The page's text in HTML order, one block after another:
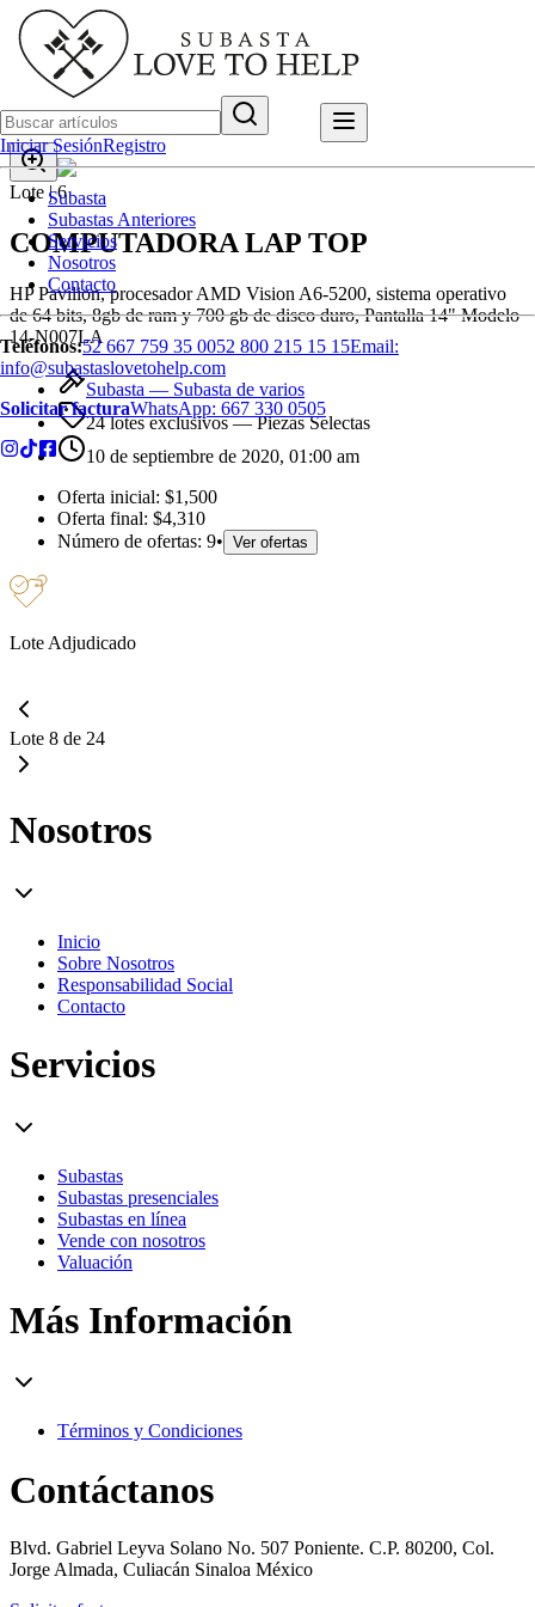
Iniciar SesiónRegistro
Subasta
Subastas Anteriores
Servicios
Nosotros
Contacto
Teléfonos:52 667 759 35 0052 800 215 15 15Email:
info@subastaslovetohelp.com
Solicitar facturaWhatsApp: 667 330 0505
Lote |6
COMPUTADORA LAP TOP
HP Pavilion, procesador AMD Vision A6-5200, sistema operativo
de 64 bits, 8gb de ram y 700 gb de disco duro, Pantalla 14" Modelo
14-N007LA
Subasta — Subasta de varios
24 lotes exclusivos— Piezas Selectas
10 de septiembre de 2020, 01:00 am
Oferta inicial: $1,500
Oferta final: $4,310
Número de ofertas: 9• Ver ofertas
Lote Adjudicado
Lote 8 de 24
Nosotros
Inicio
Sobre Nosotros
Responsabilidad Social
Contacto
Servicios
Subastas
Subastas presenciales
Subastas en línea
Vende con nosotros
Valuación
Más Información
Términos y Condiciones
Contáctanos
Blvd. Gabriel Leyva Solano No. 507 Poniente. C.P. 80200, Col.
Jorge Almada, Culiacán Sinaloa México